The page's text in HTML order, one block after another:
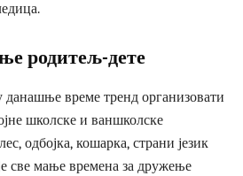
родитељ-дете
данашње време тренд организовати
школске и ваншколске
одбојка, кошарка, страни језик
све мање времена за дружење